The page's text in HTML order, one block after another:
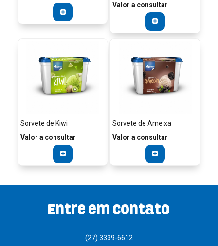
Valor a consultar
Sorvete de Kiwi
Valor a consultar
Sorvete de Ameixa
Valor a consultar
Entre em contato
(27) 3339-6612